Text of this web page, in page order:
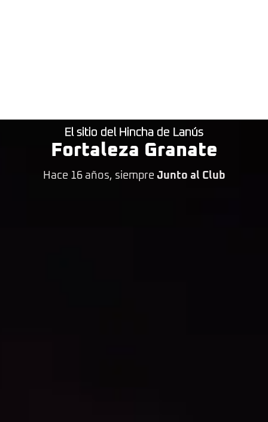
El sitio del Hincha de Lanús
Fortaleza Granate
Hace 16 años, siempre Junto al Club